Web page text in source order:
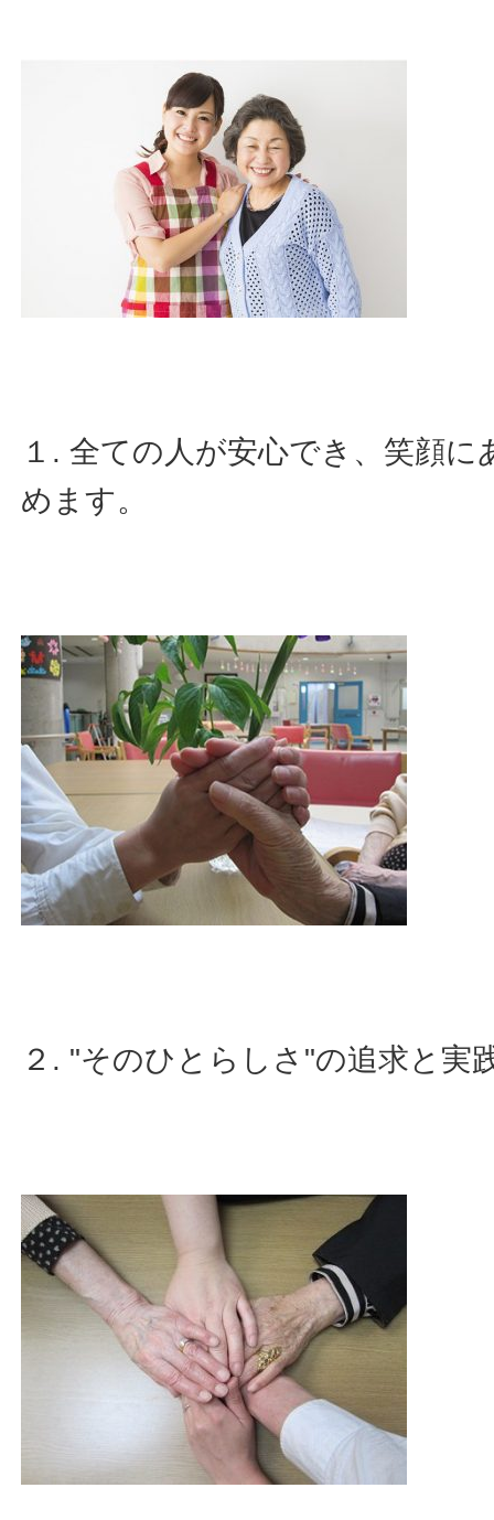
１. 全ての人が安心でき、笑顔
めます。
２. "そのひとらしさ"の追求と実